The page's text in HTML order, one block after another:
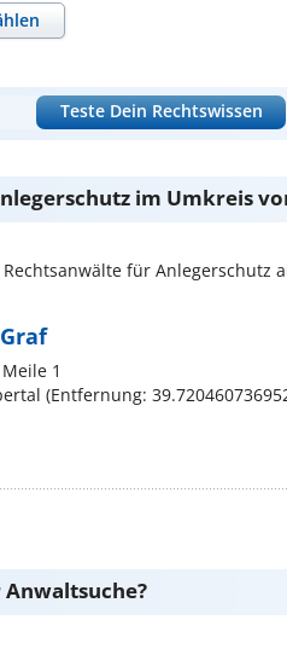
Teste Dein Rechtswissen
im Umkreis
für Anlegerschutz
1
(Entfernung: